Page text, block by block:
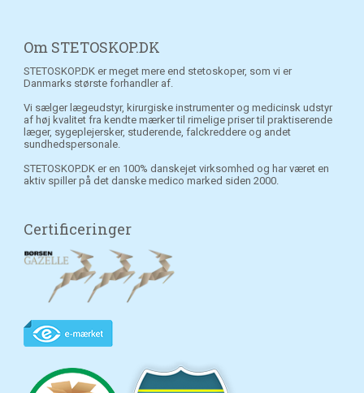
Om STETOSKOP.DK
STETOSKOP.DK er meget mere end stetoskoper, som vi er
Danmarks største forhandler af.
Vi sælger lægeudstyr, kirurgiske instrumenter og medicinsk udstyr
af høj kvalitet fra kendte mærker til rimelige priser til praktiserende
læger, sygeplejersker, studerende, falckreddere og andet
sundhedspersonale.
STETOSKOP.DK er en 100% danskejet virksomhed og har været en
aktiv spiller på det danske medico marked siden 2000.
Certificeringer